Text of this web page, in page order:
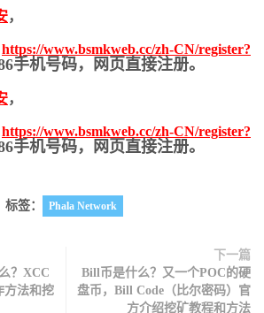
，
https://www.bsmkweb.cc/zh-CN/register?
手机号码，网页直接注册。
，
https://www.bsmkweb.cc/zh-CN/register?
手机号码，网页直接注册。
标签： Phala Network
？XCC
方法和挖
下一篇
Bill币是什么？又一个POC的硬
盘币，Bill Code（比尔密码）官
方介绍挖矿教程和方法